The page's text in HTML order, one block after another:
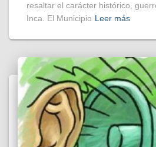
resaltar el carácter histórico,
Inca. El Municipio Leer más